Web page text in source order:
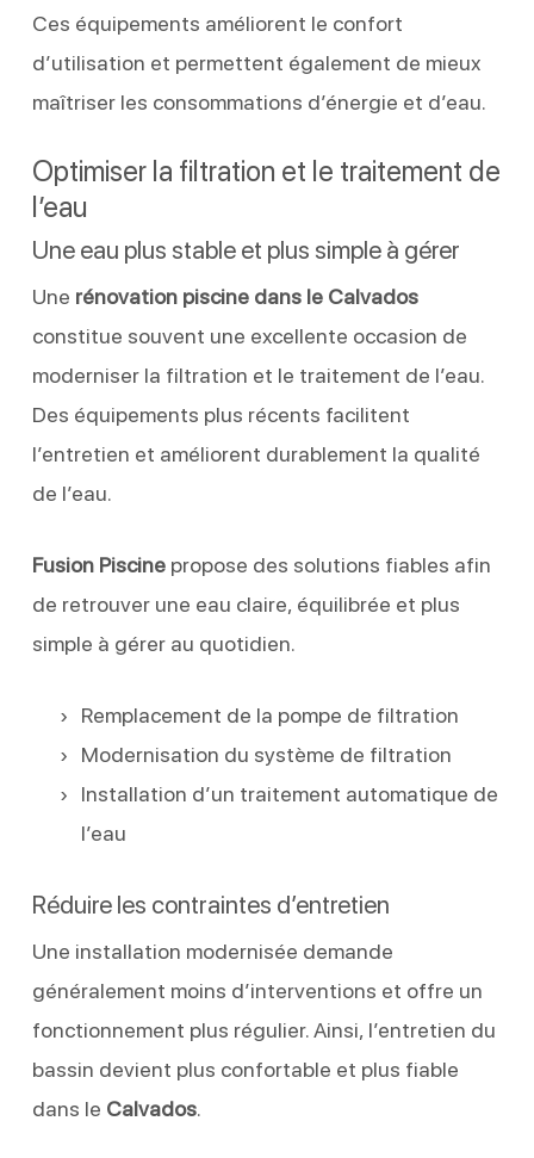
Ces équipements améliorent le confort
d’utilisation et permettent également de mieux
maîtriser les consommations d’énergie et d’eau.
Optimiser la filtration et le traitement de
l’eau
Une eau plus stable et plus simple à gérer
Une rénovation piscine dans le Calvados
constitue souvent une excellente occasion de
moderniser la filtration et le traitement de l’eau.
Des équipements plus récents facilitent
l’entretien et améliorent durablement la qualité
de l’eau.
Fusion Piscinepropose des solutions fiables afin
de retrouver une eau claire, équilibrée et plus
simple à gérer au quotidien.
Remplacement de la pompe de filtration
Modernisation du système de filtration
Installation d’un traitement automatique de
l’eau
Réduire les contraintes d’entretien
Une installation modernisée demande
généralement moins d’interventions et offre un
fonctionnement plus régulier. Ainsi, l’entretien du
bassin devient plus confortable et plus fiable
dans le Calvados.